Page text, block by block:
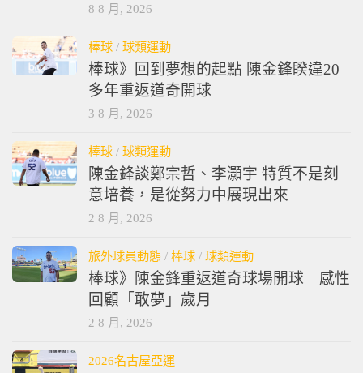
8 8 月, 2026
棒球 / 球類運動
棒球》回到夢想的起點 陳金鋒睽違20
多年重返道奇開球
3 8 月, 2026
棒球 / 球類運動
陳金鋒談鄭宗哲、李灝宇 特質不是刻
意培養，是從努力中展現出來
2 8 月, 2026
旅外球員動態 / 棒球 / 球類運動
棒球》陳金鋒重返道奇球場開球 感性
回顧「敢夢」歲月
2 8 月, 2026
2026名古屋亞運